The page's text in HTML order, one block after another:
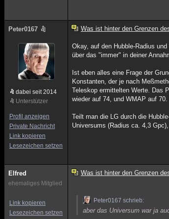
Peter0167
dabei seit 2014
Unterstützer
Profil anzeigen
Private Nachricht
Link kopieren
Lesezeichen setzen
Was ist hinter den Grenzen
Okay, auf den Hubble-Radius
über das "immer" in deiner
Ist eben alles eine Frage der
Konstanten, der je nach
Teleskop ermittelten Werte. Das
wieder auf 74, und WMAP auf
Teilt man die LG durch die
Universums (Radius ca. 4,3
Elfred
ehemaliges Mitglied
Link kopieren
Lesezeichen setzen
Was ist hinter den Grenzen
Peter0167 schrieb:
aber das Universum war ja